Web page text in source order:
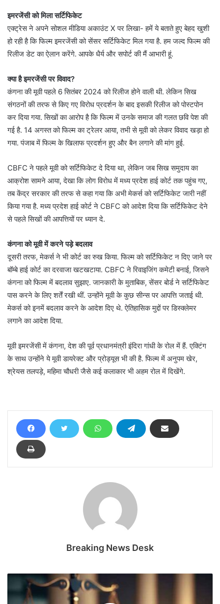
इमरजेंसी को मिला सर्टिफिकेट
एक्ट्रेस ने अपने सोशल मीडिया अकाउंट X पर लिखा- हमें ये बताते हुए बेहद खुशी
हो रही है कि फिल्म इमरजेंसी को सेंसर सर्टिफिकेट मिल गया है. हम जल्द फिल्म की
रिलीज डेट का ऐलान करेंगे. आपके धैर्य और सपोर्ट की मैं आभारी हूं.
क्या है इमरजेंसी पर विवाद?
कंगना की मूवी पहले 6 सितंबर 2024 को रिलीज होने वाली थी. लेकिन सिख
संगठनों की तरफ से किए गए विरोध प्रदर्शन के बाद इसकी रिलीज को पोस्टपोन
कर दिया गया. सिखों का आरोप है कि फिल्म में उनके समाज की गलत छवि पेश की
गई है. 14 अगस्त को फिल्म का ट्रेलर आया, तभी से मूवी को लेकर विवाद खड़ा हो
गया. पंजाब में फिल्म के खिलाफ प्रदर्शन हुए और बैन लगाने की मांग हुई.
CBFC ने पहले मूवी को सर्टिफिकेट दे दिया था, लेकिन जब सिख समुदाय का
आक्रोश सामने आया, देखा कि लोग विरोध में मध्य प्रदेश हाई कोर्ट तक पहुंच गए,
तब केंद्र सरकार की तरफ से कहा गया कि अभी मेकर्स को सर्टिफिकेट जारी नहीं
किया गया है. मध्य प्रदेश हाई कोर्ट ने CBFC को आदेश दिया कि सर्टिफिकेट देने
से पहले सिखों की आपत्तियों पर ध्यान दे.
कंगना को मूवी में करने पड़े बदलाव
दूसरी तरफ, मेकर्स ने भी कोर्ट का रुख किया. फिल्म को सर्टिफिकेट न दिए जाने पर
बॉम्बे हाई कोर्ट का दरवाजा खटखटाया. CBFC ने रिवाइजिंग कमेटी बनाई, जिसने
कंगना को फिल्म में बदलाव सुझाए. जानकारी के मुताबिक, सेंसर बोर्ड ने सर्टिफिकेट
पास करने के लिए शर्तें रखी थीं. उन्होंने मूवी के कुछ सीन्स पर आपत्ति जताई थी.
मेकर्स को इनमें बदलाव करने के आदेश दिए थे. ऐतिहासिक मुद्दों पर डिस्क्लेमर
लगाने का आदेश दिया.
मूवी इमरजेंसी में कंगना, देश की पूर्व प्रधानमंत्री इंदिरा गांधी के रोल में हैं. एक्टिंग
के साथ उन्होंने ये मूवी डायरेक्ट और प्रोड्यूस भी की है. फिल्म में अनुपम खेर,
श्रेयस तलपड़े, महिमा चौधरी जैसे कई कलाकार भी अहम रोल में दिखेंगे.
Breaking News Desk